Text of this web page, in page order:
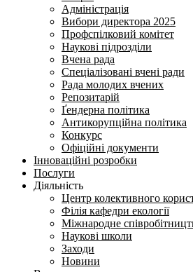
Адміністрація
Вибори директора 2025
Профспілковий комітет
Наукові підрозділи
Вчена рада
Спеціалізовані вчені ради
Рада молодих вчених
Репозитарій
Ґендерна політика
Антикорупційна політика
Конкурс
Офіційні документи
Інноваційні розробки
Послуги
Діяльність
Центр колективного
Філія кафедри екології
Міжнародне
Наукові школи
Заходи
Новини